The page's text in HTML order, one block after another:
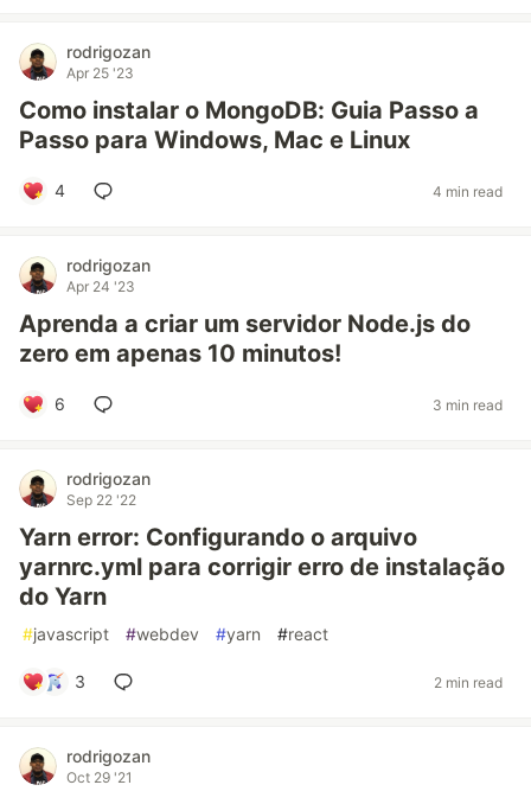
rodrigozan
Apr 25 '23
Como instalar o MongoDB: Guia Passo a
Passo para Windows, Mac e Linux
4 4 min read
rodrigozan
Apr 24 '23
Aprenda a criar um servidor Node.js do
zero em apenas 10 minutos!
6 3 min read
rodrigozan
Sep 22 '22
Yarn error: Configurando o arquivo
yarnrc.yml para corrigir erro de instalação
do Yarn
#javascript #webdev #yarn #react
3 2 min read
rodrigozan
Oct 29 '21